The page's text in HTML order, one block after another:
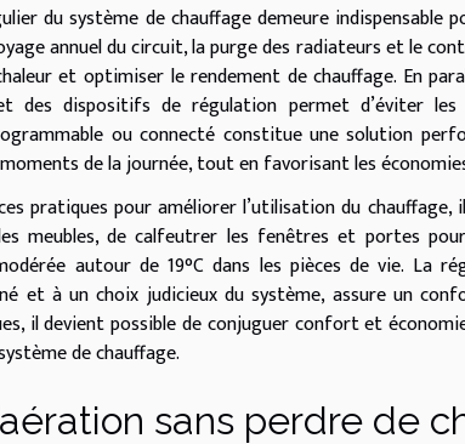
du système de chauffage demeure
annuel du circuit, la purge des radiateurs et le
et optimiser le rendement de chauffage. En
des dispositifs de régulation permet d’éviter les
ou connecté constitue une solution
de la journée, tout en favorisant les
pratiques pour améliorer l’utilisation du chauffage,
meubles, de calfeutrer les fenêtres et portes
autour de 19°C dans les pièces de vie. La
et à un choix judicieux du système, assure un
il devient possible de conjuguer confort et
de chauffage.
sans perdre de